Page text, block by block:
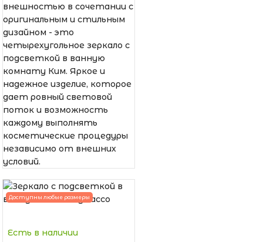
внешностью в сочетании с
оригинальным и стильным
дизайном - это
четырехугольное зеркало с
подсветкой в ванную
комнату Ким. Яркое и
надежное изделие, которое
дает ровный световой
поток и возможность
каждому выполнять
косметические процедуры
независимо от внешних
условий.
Доступны любые размеры
Есть в наличии